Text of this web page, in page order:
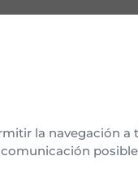
Historia e
Asamblea
la navegación a